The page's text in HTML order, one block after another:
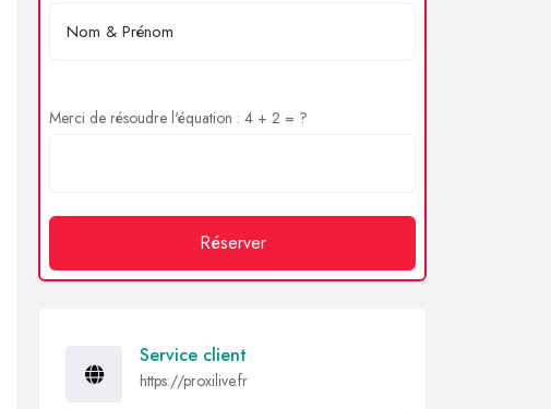
Merci de résoudre l'équation : 4 + 2 = ?
Réserver
Service client
https://proxilive.fr